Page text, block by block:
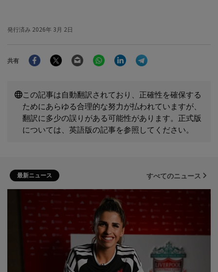
発行済み 2026年 3月 2日
共有
FacebookTwitter Email WhatsAppLinkedIn
この記事は自動翻訳されており、正確性を確保する
ためにあらゆる合理的な努力が払われていますが、
翻訳に多少の誤りがある可能性があります。正式版
については、英語版の記事を参照してください。
最新ニュース すべてのニュース